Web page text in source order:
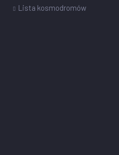
Lista kosmodromów